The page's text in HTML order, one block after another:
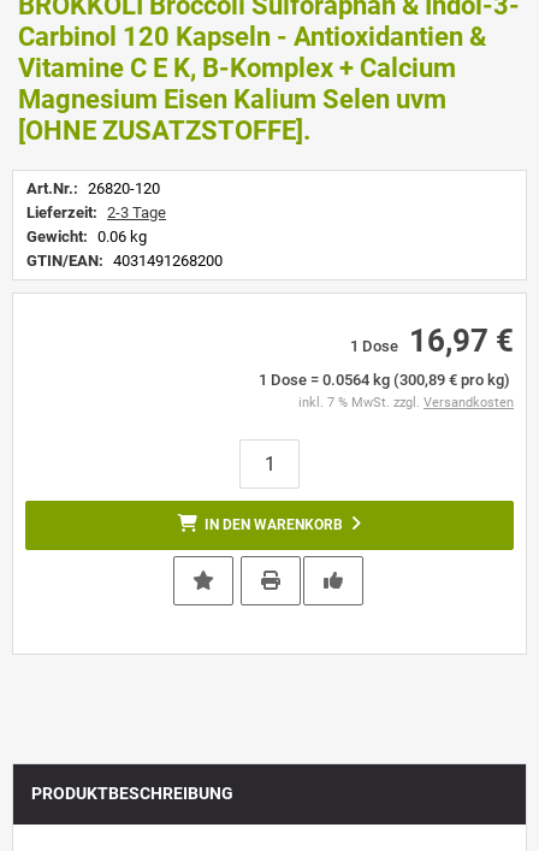
Carbinol 120 Kapseln - Antioxidantien &
Vitamine C E K, B-Komplex + Calcium
Magnesium Eisen Kalium Selen uvm
[OHNE ZUSATZSTOFFE].
Art.Nr.: 26820-120
Lieferzeit: 2-3 Tage
Gewicht: 0.06 kg
GTIN/EAN: 4031491268200
1 Dose 16,97 €
1 Dose = 0.0564 kg (300,89 € pro kg)
inkl. 7 % MwSt. zzgl. Versandkosten
IN DEN WARENKORB
PRODUKTBESCHREIBUNG